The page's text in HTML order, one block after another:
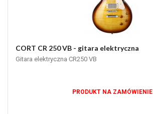
CORT CR 250 VB - gitara elektryczna
Gitara elektryczna CR250 VB
PRODUKT NA ZAMÓWIENIE